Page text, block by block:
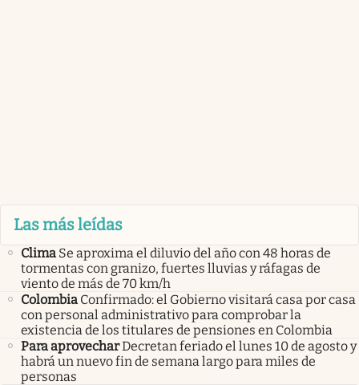
Las más leídas
Clima Se aproxima el diluvio del año con 48 horas de
tormentas con granizo, fuertes lluvias y ráfagas de
viento de más de 70 km/h
Colombia Confirmado: el Gobierno visitará casa por casa
con personal administrativo para comprobar la
existencia de los titulares de pensiones en Colombia
Para aprovecharDecretan feriado el lunes 10 de agosto y
habrá un nuevo fin de semana largo para miles de
personas